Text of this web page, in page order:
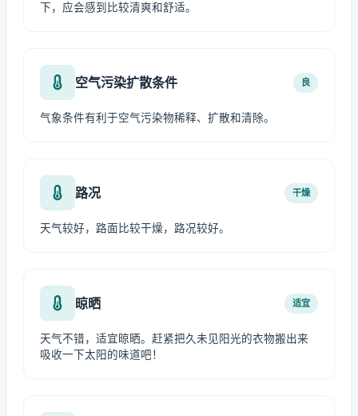
下，应会感到比较清爽和舒适。
空气污染扩散条件 良
气象条件有利于空气污染物稀释、扩散和清除。
路况 干燥
天气较好，路面比较干燥，路况较好。
晾晒 适宜
天气不错，适宜晾晒。赶紧把久未见阳光的衣物搬出来
吸收一下太阳的味道吧！